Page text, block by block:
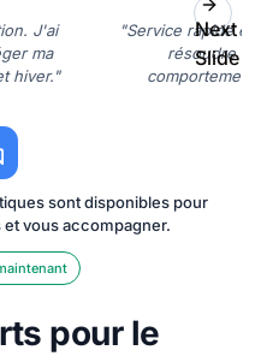
J'ai
ma
hiver."
"Service rapide
résoudre
comportement
Next
Slide
sont disponibles pour
vous accompagner.
pour le